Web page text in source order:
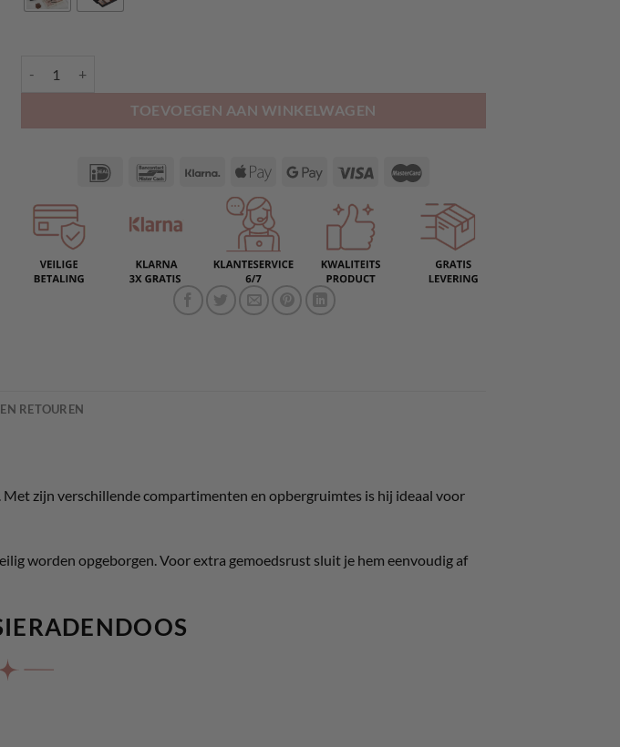
TOEVOEGEN AAN WINKELWAGEN
RETOUREN
zijn verschillende compartimenten en opbergruimtes is hij ideaal voor
worden opgeborgen. Voor extra gemoedsrust sluit je hem eenvoudig af